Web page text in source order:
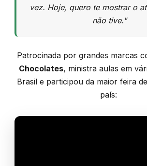
vez. Hoje, quero te mostrar o
não tive."
Patrocinada por grandes marcas
Chocolates, ministra aulas em
Brasil e participou da maior feira
país: